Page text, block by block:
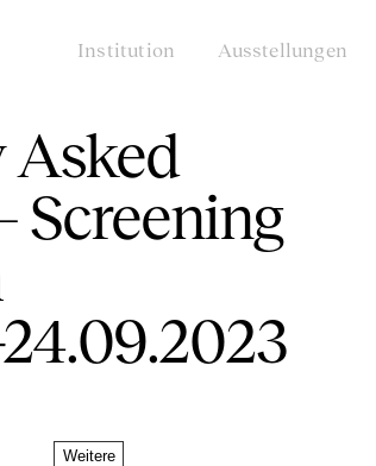
Institution Ausstellungen
Asked
Screening
24.09.2023
Weitere